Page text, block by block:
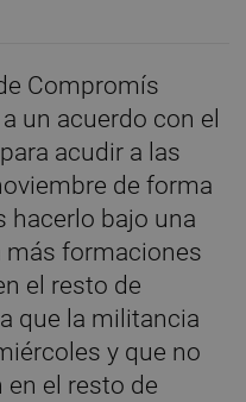
Compromís
un acuerdo con el
para acudir a las
de forma
hacerlo bajo una
más formaciones
el resto de
que la militancia
y que no
en el resto de